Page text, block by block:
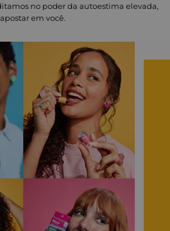
no poder da autoestima elevada,
em você.